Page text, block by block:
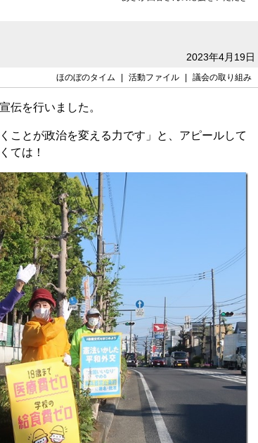
2023年4月19日
ほのぼのタイム 活動ファイル 議会の取り組み
伝を行いました。
ことが政治を変える力です」と、アピールして
ては！